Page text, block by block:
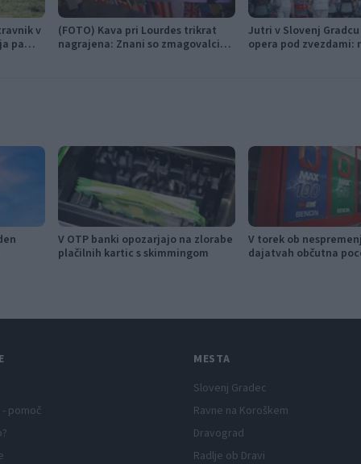
v
pa
(FOTO) Kava pri Lourdes trikrat
nagrajena: Znani so zmagovalci
Jutri v Slovenj
opera pod zvezdami:
V OTP banki opozarjajo na zlorabe
plačilnih kartic s skimmingom
V torek ob
dajatvah občutna
pomoč
MESTA
Slovenj Gradec
Ravne na Koroškem
Dravograd
Radlje ob Dravi